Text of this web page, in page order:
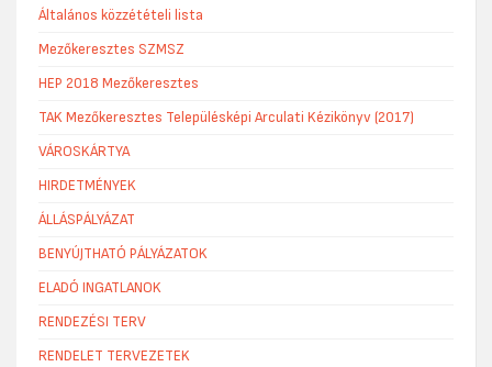
Általános közzétételi lista
Mezőkeresztes SZMSZ
HEP 2018 Mezőkeresztes
TAK Mezőkeresztes Településképi Arculati Kézikönyv (2017)
VÁROSKÁRTYA
HIRDETMÉNYEK
ÁLLÁSPÁLYÁZAT
BENYÚJTHATÓ PÁLYÁZATOK
ELADÓ INGATLANOK
RENDEZÉSI TERV
RENDELET TERVEZETEK